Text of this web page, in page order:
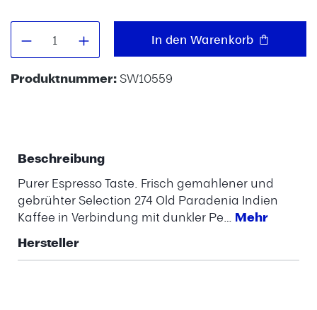
Produkt Anzahl: Gib denIn den Warenkorb
Produktnummer:SW10559
Beschreibung
Purer Espresso Taste. Frisch gemahlener und
gebrühter Selection 274 Old Paradenia Indien
Kaffee in Verbindung mit dunkler Pe… Mehr
Hersteller